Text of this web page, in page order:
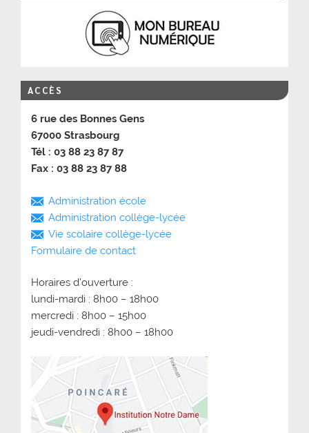
ACCÈS
6 rue des Bonnes Gens
67000 Strasbourg
Tél : 03 88 23 87 87
Fax : 03 88 23 87 88
Administration école
Administration collège-lycée
Vie scolaire collège-lycée
Formulaire de contact
Horaires d’ouverture :
lundi-mardi : 8h00 – 18h00
mercredi : 8h00 – 15h00
jeudi-vendredi : 8h00 – 18h00